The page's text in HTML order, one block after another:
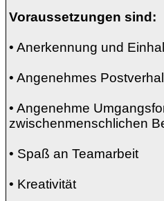
Voraussetzungen sind:
• Anerkennung und
• Angenehmes
• Angenehme
zwischenmenschlichen
• Spaß an Teamarbeit
• Kreativität